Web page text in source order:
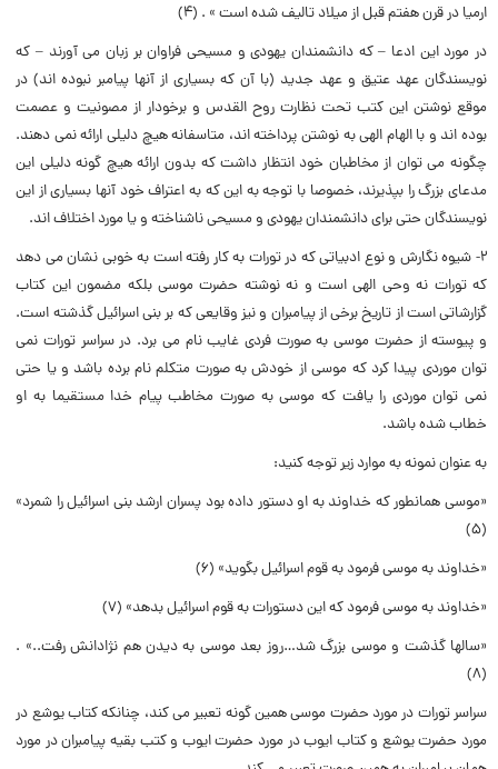
ارمیا در قرن هفتم قبل از میلاد تالیف شده است » . (۴)
در مورد این ادعا – که دانشمندان یهودى و مسیحى فراوان بر زبان مى آورند – که
نویسندگان عهد عتیق و عهد جدید (با آن که بسیارى از آنها پیامبر نبوده اند) در
موقع نوشتن این کتب تحت نظارت روح القدس و برخودار از مصونیت و عصمت
بوده اند و با الهام الهى به نوشتن پرداخته اند، متاسفانه هیچ دلیلى ارائه نمى دهند.
چگونه مى توان از مخاطبان خود انتظار داشت که بدون ارائه هیچ گونه دلیلى این
مدعاى بزرگ را بپذیرند، خصوصا با توجه به این که به اعتراف خود آنها بسیارى از این
نویسندگان حتى براى دانشمندان یهودى و مسیحى ناشناخته و یا مورد اختلاف اند.
۲- شیوه نگارش و نوع ادبیاتى که در تورات به کار رفته است به خوبى نشان مى دهد
که تورات نه وحى الهى است و نه نوشته حضرت موسى بلکه مضمون این کتاب
گزارشاتى است از تاریخ برخى از پیامبران و نیز وقایعى که بر بنى اسرائیل گذشته است.
و پیوسته از حضرت موسى به صورت فردى غایب نام مى برد. در سراسر تورات نمى
توان موردى پیدا کرد که موسى از خودش به صورت متکلم نام برده باشد و یا حتى
نمى توان موردى را یافت که موسى به صورت مخاطب پیام خدا مستقیما به او
خطاب شده باشد.
به عنوان نمونه به موارد زیر توجه کنید:
«موسى همانطور که خداوند به او دستور داده بود پسران ارشد بنى اسرائیل را شمرد»
(۵)
«خداوند به موسى فرمود به قوم اسرائیل بگوید» (۶)
«خداوند به موسى فرمود که این دستورات به قوم اسرائیل بدهد» (۷)
«سالها گذشت و موسى بزرگ شد…روز بعد موسى به دیدن هم نژادانش رفت..» .
(۸)
سراسر تورات در مورد حضرت موسى همین گونه تعبیر مى کند، چنانکه کتاب یوشع در
مورد حضرت یوشع و کتاب ایوب در مورد حضرت ایوب و کتب بقیه پیامبران در مورد